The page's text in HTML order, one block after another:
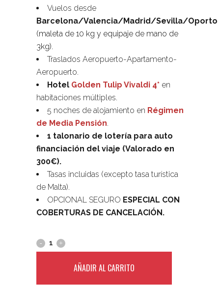
Vuelos desde
Barcelona/Valencia/Madrid/Sevilla/Oporto
(maleta de 10 kg y equipaje de mano de
3kg).
Traslados Aeropuerto-Apartamento-
Aeropuerto.
Hotel Golden Tulip Vivaldi 4* en
habitaciones múltiples.
5 noches de alojamiento en Régimen
de Media Pensión.
1 talonario de lotería para auto
financiación del viaje (Valorado en
300€).
Tasas incluidas (excepto tasa turística
de Malta).
OPCIONAL SEGURO ESPECIAL CON
COBERTURAS DE CANCELACIÓN.
AÑADIR AL CARRITO